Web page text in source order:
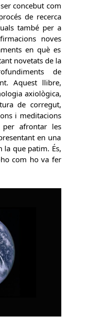
concebut com
de recerca
també per a
noves
en què es
novetats de la
de
Aquest llibre,
axiològica,
de corregut,
i meditacions
afrontar les
en una
que patim. És,
com ho va fer